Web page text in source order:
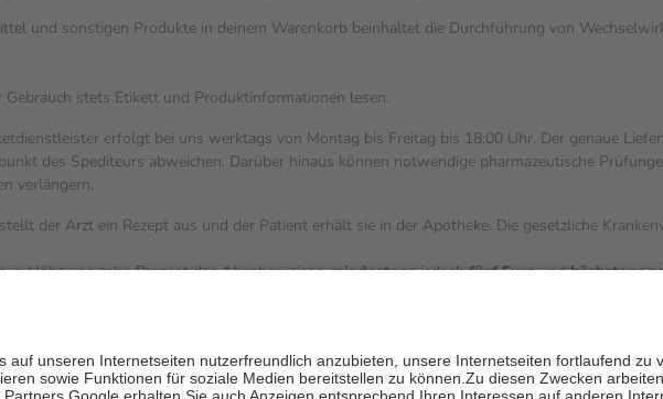
und sonstigen Produkte in deinem Warenkorb beinhaltet die Durchführung von
stets Etikett und Produktinformationen lesen.
erfolgt bei uns werktags von Montag bis Freitag bis 18:00 Uhr. Der genaue
des Spediteurs abweichen. Darüber hinaus können notwendige pharmazeutische
verlängern.
der Arzt ein Rezept aus und der Patient erhält sie in der Apotheke. Die gesetzliche
in Höhe von zehn Prozent des Abgabepreises,mindestensjedochfünf Euroundhöchstens
Apotheken.
eigene Gesundheit zu stärken und die besondere Stellung der Familie zu unterstützen, fallen
18. Lebensjahr mit Ausnahme der Fahrkosten